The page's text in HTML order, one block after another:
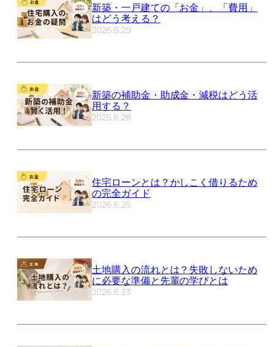
新築・一戸建ての「お金」、「費用」
はどう考える？
2026.6.29
新築の補助金・助成金・減税はどう活
用する？
2026.6.28
住宅ローンとは？かしこく借りるため
の完全ガイド
2026.6.25
土地購入の流れとは？失敗しないため
に必要な準備と先輩の学びとは
2026.6.23